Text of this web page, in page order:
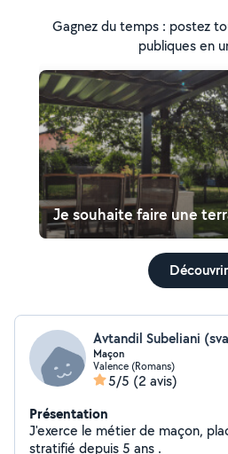
Gagnez du temps : postez
publiques en
Je souhaite faire une
Découvrir
Avtandil Subeliani
Maçon
Valence (Romans)
5/5 (2 avis)
Présentation
J'exerce le métier de maçon,
stratifié depuis 5 ans .